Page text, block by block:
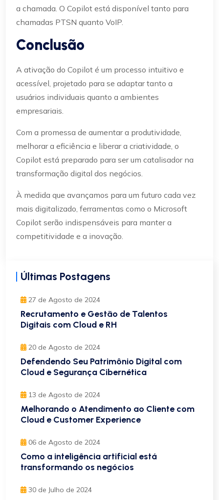
a chamada. O Copilot está disponível tanto para
chamadas PTSN quanto VoIP.
Conclusão
A ativação do Copilot é um processo intuitivo e
acessível, projetado para se adaptar tanto a
usuários individuais quanto a ambientes
empresariais.
Com a promessa de aumentar a produtividade,
melhorar a eficiência e liberar a criatividade, o
Copilot está preparado para ser um catalisador na
transformação digital dos negócios.
À medida que avançamos para um futuro cada vez
mais digitalizado, ferramentas como o Microsoft
Copilot serão indispensáveis para manter a
competitividade e a inovação.
Últimas Postagens
27 de Agosto de 2024
Recrutamento e Gestão de Talentos
Digitais com Cloud e RH
20 de Agosto de 2024
Defendendo Seu Patrimônio Digital com
Cloud e Segurança Cibernética
13 de Agosto de 2024
Melhorando o Atendimento ao Cliente com
Cloud e Customer Experience
06 de Agosto de 2024
Como a inteligência artificial está
transformando os negócios
30 de Julho de 2024